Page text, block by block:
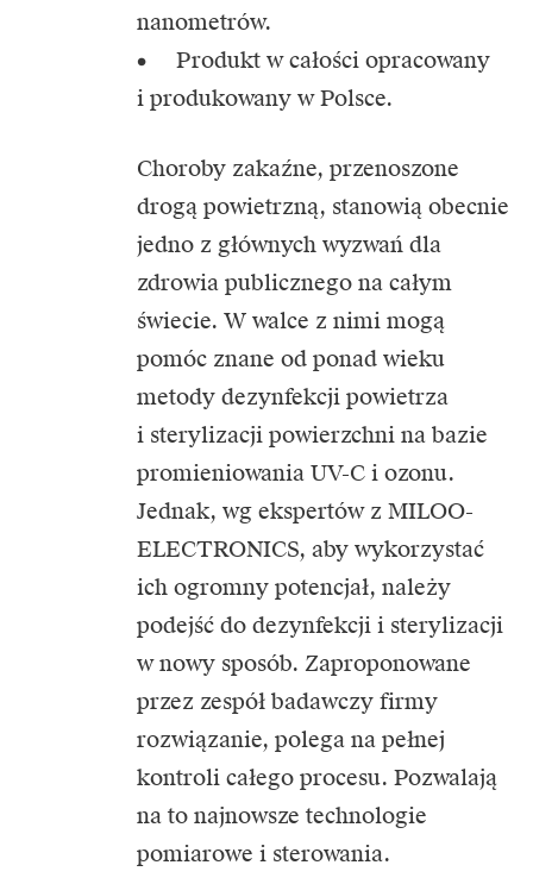
nanometrów.
• Produkt w całości opracowany
i produkowany w Polsce.
Choroby zakaźne, przenoszone
drogą powietrzną, stanowią obecnie
jedno z głównych wyzwań dla
zdrowia publicznego na całym
świecie. W walce z nimi mogą
pomóc znane od ponad wieku
metody dezynfekcji powietrza
i sterylizacji powierzchni na bazie
promieniowania UV-C i ozonu.
Jednak, wg ekspertów z MILOO-
ELECTRONICS, aby wykorzystać
ich ogromny potencjał, należy
podejść do dezynfekcji i sterylizacji
w nowy sposób. Zaproponowane
przez zespół badawczy firmy
rozwiązanie, polega na pełnej
kontroli całego procesu. Pozwalają
na to najnowsze technologie
pomiarowe i sterowania.